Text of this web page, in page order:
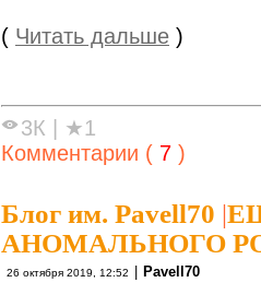
( Читать дальше )
3К | ★1
Комментарии ( 7 )
Блог им. Pavell70 |
АНОМАЛЬНОГО
26 октября 2019, 12:52 | Pavell70